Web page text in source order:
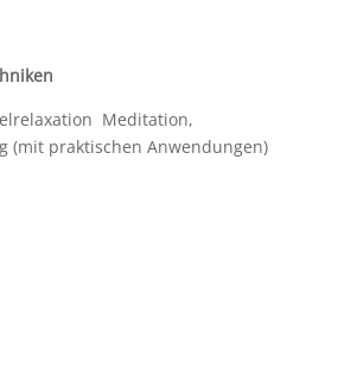
Meditation,
(mit praktischen Anwendungen)